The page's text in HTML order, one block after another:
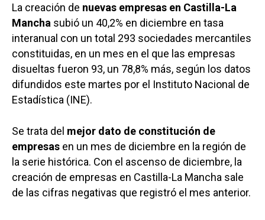
La creación de nuevas empresas en Castilla-La
Mancha subió un 40,2% en diciembre en tasa
interanual con un total 293 sociedades mercantiles
constituidas, en un mes en el que las empresas
disueltas fueron 93, un 78,8% más, según los datos
difundidos este martes por el Instituto Nacional de
Estadística (INE).
Se trata del mejor dato de constitución de
empresas en un mes de diciembre en la región de
la serie histórica. Con el ascenso de diciembre, la
creación de empresas en Castilla-La Mancha sale
de las cifras negativas que registró el mes anterior.